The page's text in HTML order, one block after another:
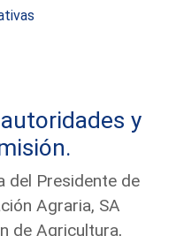
y
del Presidente de
Agraria, SA
de Agricultura,